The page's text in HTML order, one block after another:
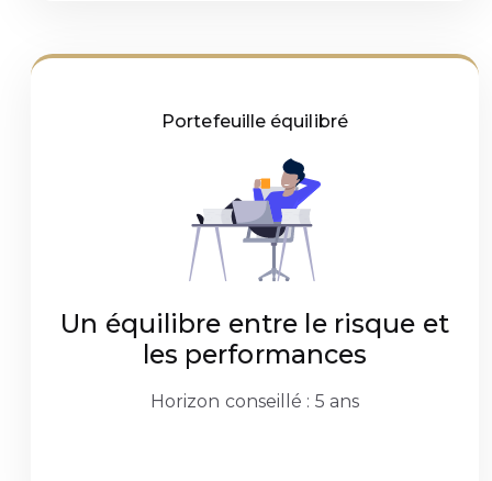
Portefeuille équilibré
Un équilibre entre le risque et
les performances
Horizon conseillé : 5 ans